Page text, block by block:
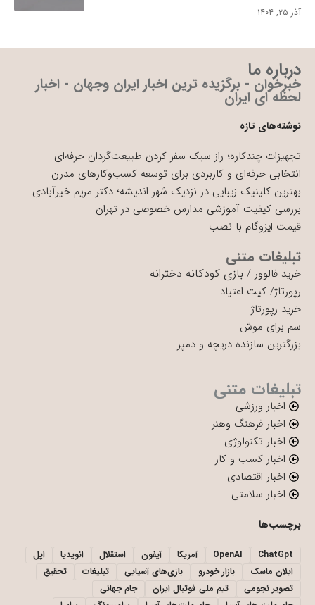
آذر ۲۵, ۱۴۰۴
درباره ما
خبرخوان - برگزیده ترین اخبار ایران وجهان - اخبار
لحظه ای ایران
نوشته‌های تازه
تجهیزات چندکاره؛ راز سبک سفر کردن طبیعت‌گردان حرفه‌ای
انتخابی حرفه‌ای و کاربردی برای توسعه کسب‌وکارهای مدرن
بهترین کلینیک زیبایی در نزدیک شهر اندیشه؛ دکتر مریم خیرآبادی
بررسی کیفیت آموزشی مدارس خصوصی در تهران
قیمت ایزوگام با نصب
تبلیغات متنی
خرید فالوور / بازی کودکانه دخترانه
رپورتاژ/ کیت اعتیاد
خرید رپورتاژ
سم برای موش
بزرگترین سازنده دریچه و دمپر
تبلیغات متنی
اخبار ورزشی
اخبار فرهنگ وهنر
اخبار تکنولوژی
اخبار کسب و کار
اخبار اقتصادی
اخبار سلامتی
برچسب‌ها
ChatGpt
OpenAI آمریکا آیفون استقلال انویدیا
اپل
ایلان ماسک
بازار خودرو بازی‌های آسیایی تبلیغات
تحقیق
تصویر نجومی
تیم ملی فوتبال ایران
جام جهانی